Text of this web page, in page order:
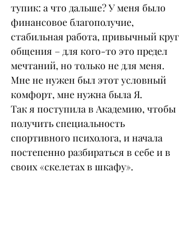
тупик: а что дальше? У меня было
финансовое благополучие,
стабильная работа, привычный круг
общения – для кого-то это предел
мечтаний, но только не для меня.
Мне не нужен был этот условный
комфорт, мне нужна была Я.
Так я поступила в Академию, чтобы
получить специальность
спортивного психолога, и начала
постепенно разбираться в себе и в
своих «скелетах в шкафу».